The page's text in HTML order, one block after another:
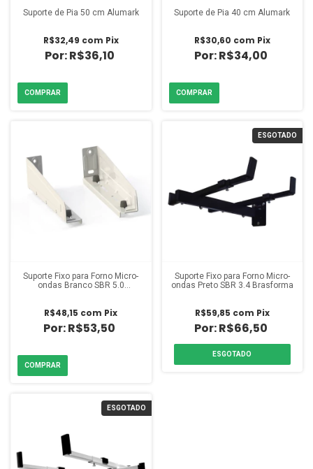
Suporte de Pia 50 cm Alumark
R$36,10
R$32,49 com Pix
Suporte de Pia 40 cm Alumark
R$34,00
R$30,60 com Pix
Suporte Fixo para Forno Micro-
ondas Branco SBR 5.0
R$53,50
R$48,15 com Pix
ESGOTADO
Suporte Fixo para Forno Micro-
ondas Preto SBR 3.4 Brasforma
R$66,50
R$59,85 com Pix
ESGOTADO
ESGOTADO